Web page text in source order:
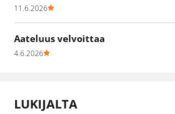
11.6.2026
Aateluus velvoittaa
4.6.2026
LUKIJALTA